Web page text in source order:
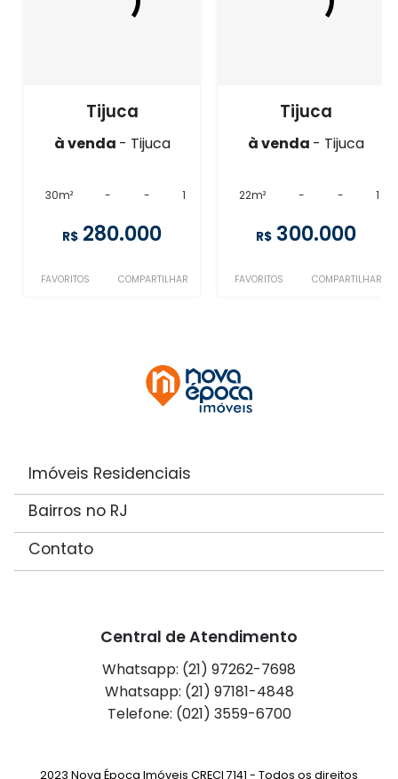
Tijuca
à venda - Tijuca
30m² - - 1
R$ 280.000
FAVORITOS COMPARTILHAR
Tijuca
à venda - Tijuca
22m² - - 1
R$ 300.000
FAVORITOS COMPARTILHAR
Imóveis Residenciais
Bairros no RJ
Contato
Central de Atendimento
Whatsapp: (21) 97262-7698
Whatsapp: (21) 97181-4848
Telefone: (021) 3559-6700
2023 Nova Época Imóveis CRECI 7141 - Todos os direitos